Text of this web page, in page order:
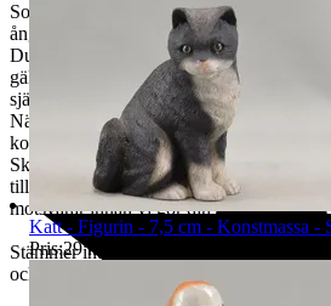
Som kund hos oss omfattas du av
ångerrätt, antal dagar räknas från den
Du måste meddela oss innan tidsfristen
gälla. Efter bekräftelse från oss kan du
själv för returfrakten.
När vi erhållit din vara i samma skick
kommer vi att göra en återbetalning till
Skulle varan vara skadad eller fått slitage
till oss, har vi rätt att dra av den summan
motsvarar innan vi gör din återbetalning.
Stämmer inte varan överens med
och du vill göra en reklamation, kontakta
Katt - Figurin - 7,5 cm - Konstmassa -
Pris:29 kr